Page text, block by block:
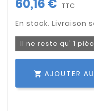
60,16 € TTC
Il ne reste qu' 1
 AJOUTER